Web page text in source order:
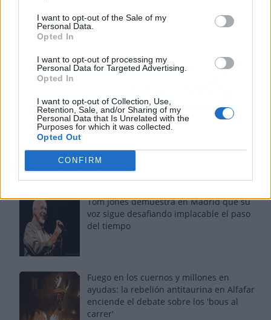
I want to opt-out of the Sale of my
Personal Data.
Opted In
I want to opt-out of processing my
Personal Data for Targeted Advertising.
Opted In
I want to opt-out of Collection, Use,
Retention, Sale, and/or Sharing of my
Personal Data that Is Unrelated with the
Purposes for which it was collected.
Opted Out
CONFIRM
Los más vistos
Tom Jones demuestra en Madrid que su
voz sigue desafiando implacable el paso
del tiempo
Fuego en los cuernos y millones en
ayudas: la rebelión antitaurina en Alfafar
enciende el debate sobre los 'bous al
carrer'